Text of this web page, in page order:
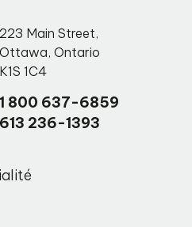
223 Main Street,
Ottawa, Ontario
K1S 1C4
1 800 637-6859
613 236-1393